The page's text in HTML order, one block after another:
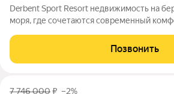
Derbent Sport Resort недвижимость на берегу Каспийского
моря, где сочетаются современный
учитывают все потребности современных
Позвонить
7 746 000₽ –2%